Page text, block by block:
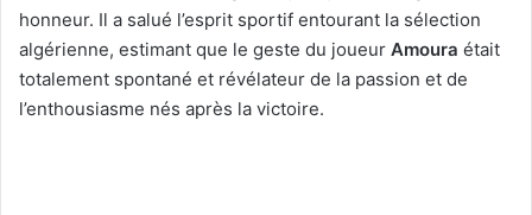
honneur. Il a salué l’esprit sportif entourant la sélection
algérienne, estimant que le geste du joueur Amoura était
totalement spontané et révélateur de la passion et de
l’enthousiasme nés après la victoire.